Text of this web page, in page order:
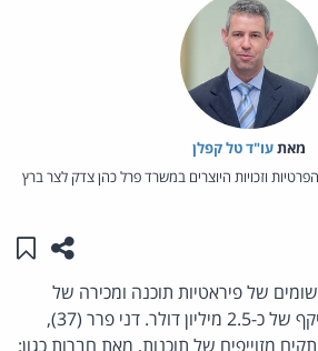
מאת‏עו"ד טל קפלן
וזכויות היוצרים במשרד פרל כהן צדק לצר ברץ
שתפו
של פיראטיות תוכנה ומכירה של
תוכנות בלתי-חוקיות, בהיקף של כ-2.5 מיליון דולר. דני פרר (37),
מזוייפים של תוכנות, מאת חברות כגון: